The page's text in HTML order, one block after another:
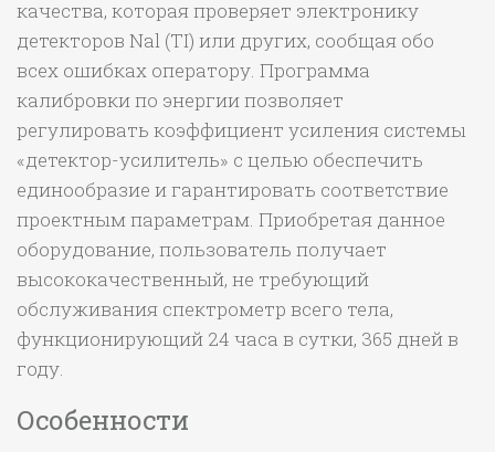
качества, которая проверяет электронику
детекторов Nal (TI) или других, сообщая обо
всех ошибках оператору. Программа
калибровки по энергии позволяет
регулировать коэффициент усиления системы
«детектор-усилитель» c целью обеспечить
единообразие и гарантировать соответствие
проектным параметрам. Приобретая данное
оборудование, пользователь получает
высококачественный, не требующий
обслуживания спектрометр всего тела,
функционирующий 24 часа в сутки, 365 дней в
году.
Особенности